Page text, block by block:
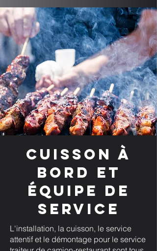
Cuisson à
bord et
équipe de
service
L'installation, la cuisson, le service
attentif et le démontage pour le service